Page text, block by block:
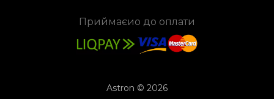
Приймаєио до оплати
Astron © 2026